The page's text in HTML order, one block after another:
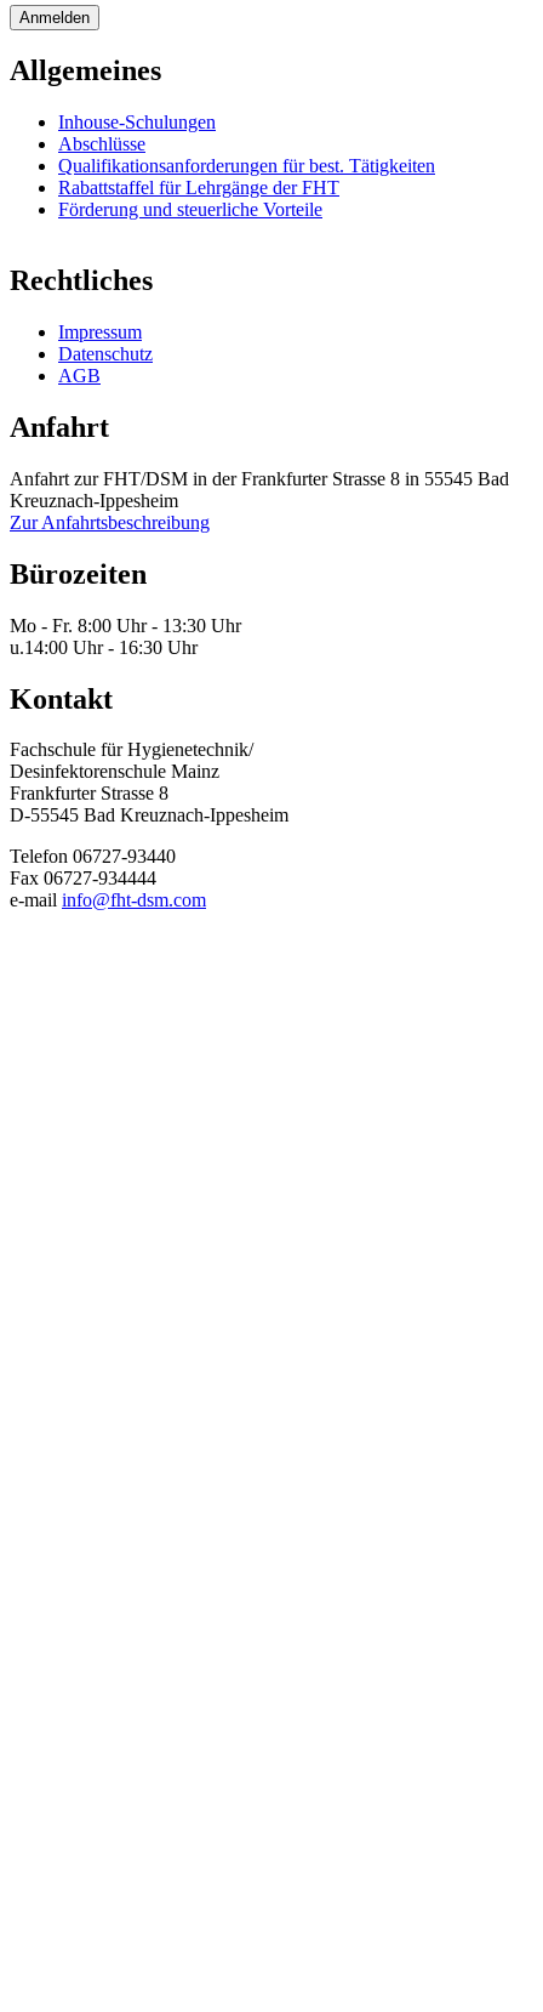
Allgemeines
Inhouse-Schulungen
Abschlüsse
Qualifikationsanforderungen für best. Tätigkeiten
Rabattstaffel für Lehrgänge der FHT
Förderung und steuerliche Vorteile
Rechtliches
Impressum
Datenschutz
AGB
Anfahrt
Anfahrt zur FHT/DSM in der Frankfurter Strasse 8 in 55545 Bad
Kreuznach-Ippesheim
Zur Anfahrtsbeschreibung
Bürozeiten
Mo - Fr. 8:00 Uhr - 13:30 Uhr
u.14:00 Uhr - 16:30 Uhr
Kontakt
Fachschule für Hygienetechnik/
Desinfektorenschule Mainz
Frankfurter Strasse 8
D-55545 Bad Kreuznach-Ippesheim
Telefon 06727-93440
Fax 06727-934444
e-mail info@fht-dsm.com